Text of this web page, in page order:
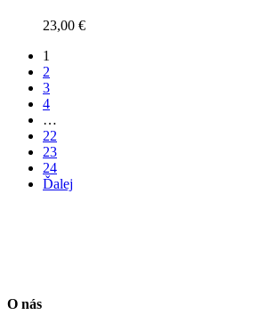
23,00 €
1
2
3
4
…
22
23
24
Ďalej
O nás